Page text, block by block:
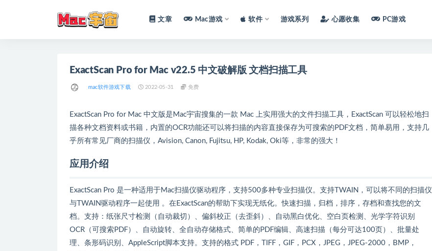
文章 Mac游戏 软件 游戏系列 心愿收集 PC游戏
ExactScan Pro for Mac v22.5 中文破解版 文档扫描工具
mac软件游戏下载 2022-05-31 免费
ExactScan Pro for Mac 中文版是Mac宇宙搜集的一款 Mac 上实用强大的文件扫描工具，ExactScan 可以轻松地扫
描各种文档资料或书籍，内置的OCR功能还可以将扫描的内容直接保存为可搜索的PDF文档，简单易用，支持几
乎所有常见厂商的扫描仪，Avision, Canon, Fujitsu, HP, Kodak, Oki等，非常的强大！
应用介绍
ExactScan Pro 是一种适用于Mac扫描仪驱动程序，支持500多种专业扫描仪。支持TWAIN，可以将不同的扫描仪
与TWAIN驱动程序一起使用 。在ExactScan的帮助下实现无纸化。快速扫描，归档，排序，存档和查找您的文
档。支持：纸张尺寸检测（自动裁切）、偏斜校正（去歪斜）、自动黑白优化、空白页检测、光学字符识别
OCR（可搜索PDF）、自动旋转、全自动存储格式、简单的PDF编辑、高速扫描（每分可达100页）、批量处
理、条形码识别、AppleScript脚本支持。支持的格式 PDF，TIFF，GIF，PCX，JPEG，JPEG-2000，BMP，